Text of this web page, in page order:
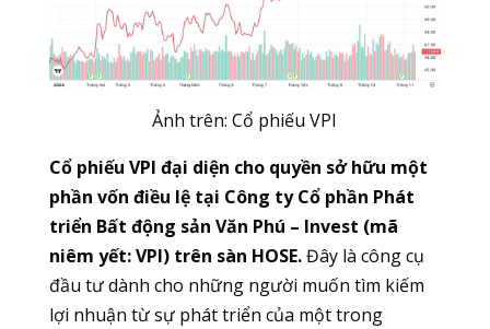
Ảnh trên: Cổ phiếu VPI
Cổ phiếu VPI đại diện cho quyền sở hữu một
phần vốn điều lệ tại Công ty Cổ phần Phát
triển Bất động sản Văn Phú – Invest (mã
niêm yết: VPI) trên sàn HOSE.Đây là công cụ
đầu tư dành cho những người muốn tìm kiếm
lợi nhuận từ sự phát triển của một trong